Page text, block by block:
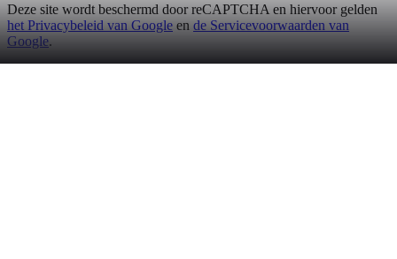
Deze site wordt beschermd door reCAPTCHA en hiervoor gelden
het Privacybeleid van Google en de Servicevoorwaarden van
Google.